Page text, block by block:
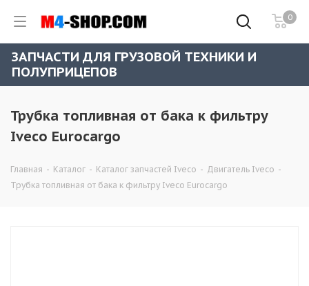
0
ЗАПЧАСТИ ДЛЯ ГРУЗОВОЙ ТЕХНИКИ И
ПОЛУПРИЦЕПОВ
Трубка топливная от бака к фильтру
Iveco Eurocargo
Главная - Каталог - Каталог запчастей Iveco - Двигатель Iveco -
Трубка топливная от бака к фильтру Iveco Eurocargo